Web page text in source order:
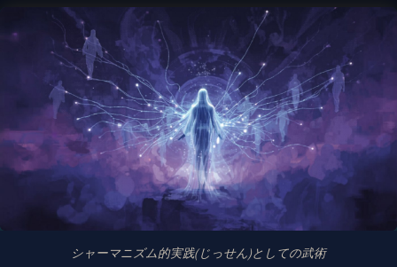
シャーマニズム的実践(じっせん)としての武術